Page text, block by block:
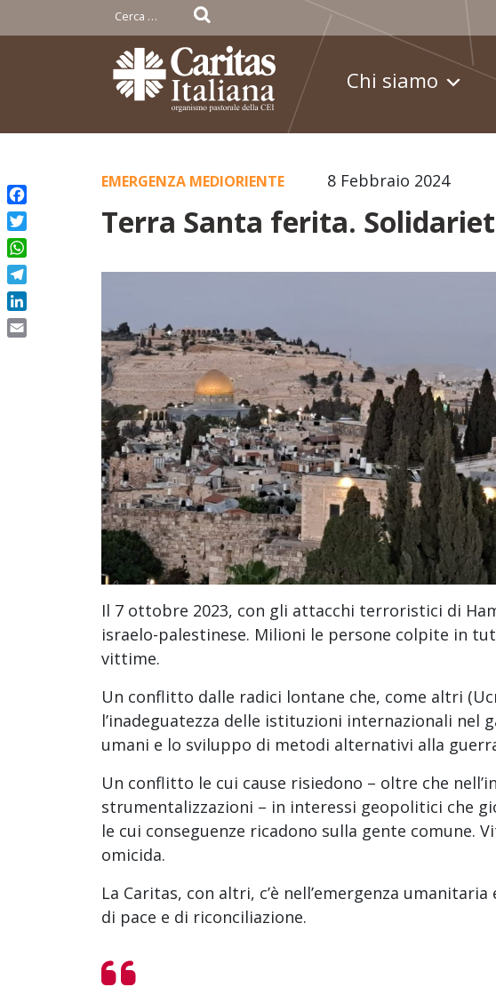
Skip
to
content
Ricerca
per:
Chi siamo
8 Febbraio 2024
EMERGENZA MEDIORIENTE
Terra Santa ferita.
Il 7 ottobre 2023, con gli attacchi terroristici di
israelo-palestinese. Milioni le persone colpite in
vittime.
Un conflitto dalle radici lontane che, come altri
l’inadeguatezza delle istituzioni internazionali
umani e lo sviluppo di metodi alternativi alla
Un conflitto le cui cause risiedono – oltre che
strumentalizzazioni – in interessi geopolitici che
le cui conseguenze ricadono sulla gente comune.
omicida.
La Caritas, con altri, c’è nell’emergenza
di pace e di riconciliazione.
Facebook
Twitter
WhatsApp
Telegram
LinkedIn